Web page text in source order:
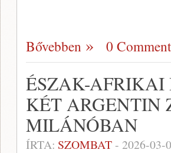
Bővebben 0
ÉSZAK-
KÉT ARGENTIN
MILÁNÓBAN
ÍRTA: SZOMBAT- 2026-03-